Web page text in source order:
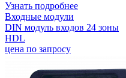
Узнать подробнее
Входные модули
DIN модуль входов 24 зоны
HDL
цена по запросу